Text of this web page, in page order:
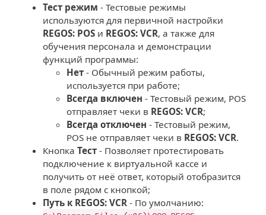
Тест режим - Тестовые режимы
используются для первичной настройки
REGOS: POS и REGOS: VCR, а также для
обучения персонала и демонстрации
функций программы:
Нет - Обычный режим работы,
используется при работе;
Всегда включен - Тестовый режим, POS
отправляет чеки в REGOS: VCR;
Всегда отключен - Тестовый режим,
POS не отправляет чеки в REGOS: VCR.
Кнопка Тест - Позволяет протестировать
подключение к виртуальной кассе и
получить от неё ответ, который отобразится
в поле рядом с кнопкой;
Путь к REGOS: VCR - По умолчанию: